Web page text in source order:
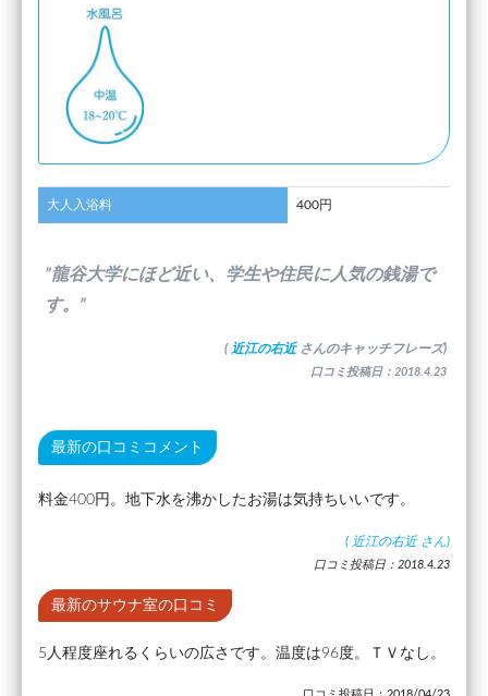
大人入浴料 400円
”龍谷大学にほど近い、学生や住民に人気の銭湯で
す。”
( 近江の右近 さんのキャッチフレーズ)
口コミ投稿日：2018.4.23
最新の口コミコメント
料金400円。地下水を沸かしたお湯は気持ちいいです。
( 近江の右近 さん)
口コミ投稿日：2018.4.23
最新のサウナ室の口コミ
5人程度座れるくらいの広さです。温度は96度。ＴＶなし。